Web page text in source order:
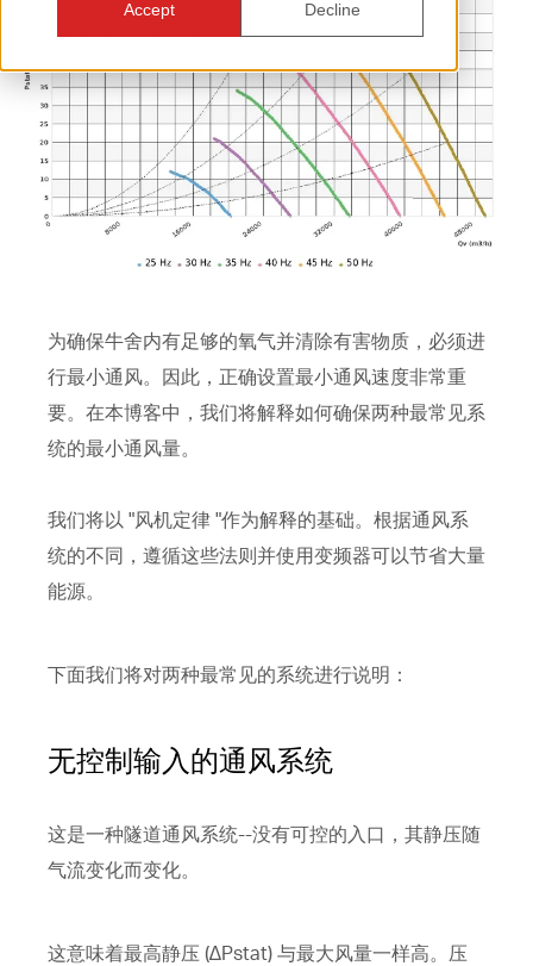
Accept Decline
+31 (0)77 389 32 32
ventilation@vostermans.com
Vostermans Companies
联系
为确保牛舍内有足够的氧气并清除有害物质，必须进
行最小通风。因此，正确设置最小通风速度非常重
要。在本博客中，我们将解释如何确保两种最常见系
统的最小通风量。
我们将以 "风机定律 "作为解释的基础。根据通风系
统的不同，遵循这些法则并使用变频器可以节省大量
能源。
下面我们将对两种最常见的系统进行说明：
无控制输入的通风系统
这是一种隧道通风系统--没有可控的入口，其静压随
气流变化而变化。
这意味着最高静压 (∆Pstat) 与最大风量一样高。压